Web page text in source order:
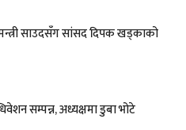
मन्त्री साउदसँग सांसद दिपक खड्काको
सम्पन्न, अध्यक्षमा डुबा भोटे